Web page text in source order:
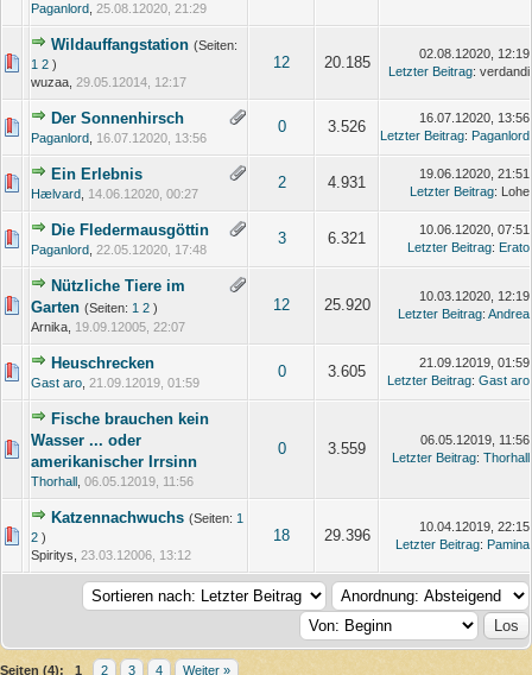
Paganlord 25.08.12020, 21:29
Wildauffangstation (Seiten:
1 2 )
wuzaa, 29.05.12014, 12:17
12 20.185
02.08.12020, 12:19
Letzter Beitrag: verdandi
Der Sonnenhirsch
Paganlord 16.07.12020, 13:56
0 3.526
16.07.12020, 13:56
Letzter Beitrag: Paganlord
Ein Erlebnis
Hælvard 14.06.12020, 00:27
2 4.931
19.06.12020, 21:51
Letzter Beitrag: Lohe
Die Fledermausgöttin
Paganlord 22.05.12020, 17:48
3 6.321
10.06.12020, 07:51
Letzter Beitrag: Erato
Nützliche Tiere im
Garten (Seiten: 1 2 )
Arnika, 19.09.12005, 22:07
12 25.920
10.03.12020, 12:19
Letzter Beitrag: Andrea
Heuschrecken
Gast aro 21.09.12019, 01:59
0 3.605
21.09.12019, 01:59
Letzter Beitrag: Gast aro
Fische brauchen kein
Wasser ... oder
amerikanischer Irrsinn
Thorhall 06.05.12019, 11:56
0 3.559
06.05.12019, 11:56
Letzter Beitrag: Thorhall
Katzennachwuchs (Seiten: 1
2 )
Spiritys, 23.03.12006, 13:12
18 29.396
10.04.12019, 22:15
Letzter Beitrag: Pamina
Seiten (4): 1 2 3 4 Weiter »